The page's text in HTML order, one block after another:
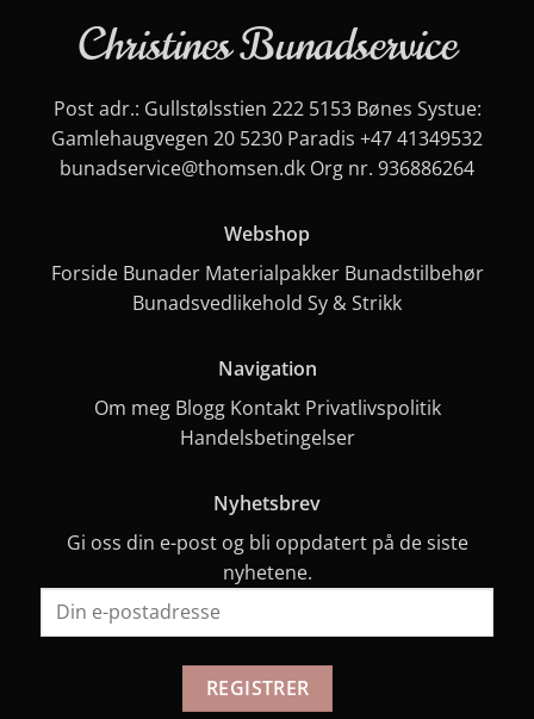
Christines Bunadservice
Post adr.: Gullstølsstien 222 5153 Bønes Systue:
Gamlehaugvegen 20 5230 Paradis +47 41349532
bunadservice@thomsen.dk Org nr. 936886264
Webshop
Forside Bunader Materialpakker Bunadstilbehør
Bunadsvedlikehold Sy & Strikk
Navigation
Om meg Blogg Kontakt Privatlivspolitik
Handelsbetingelser
Nyhetsbrev
Gi oss din e-post og bli oppdatert på de siste
nyhetene.